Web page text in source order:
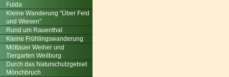
Fulda
Kleine Wanderung "Über Feld
und Wiesen"
Rund um Rauenthal
Kleine Frühlingswanderung
Möttauer Weiher und
Tiergarten Weilburg
Durch das Naturschutzgebiet
Mönchbruch